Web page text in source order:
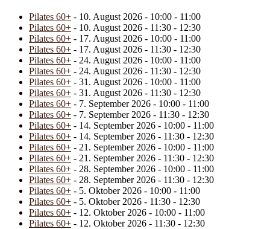
Pilates 60+ - 10. August 2026 - 10:00 - 11:00
Pilates 60+ - 10. August 2026 - 11:30 - 12:30
Pilates 60+ - 17. August 2026 - 10:00 - 11:00
Pilates 60+ - 17. August 2026 - 11:30 - 12:30
Pilates 60+ - 24. August 2026 - 10:00 - 11:00
Pilates 60+ - 24. August 2026 - 11:30 - 12:30
Pilates 60+ - 31. August 2026 - 10:00 - 11:00
Pilates 60+ - 31. August 2026 - 11:30 - 12:30
Pilates 60+ - 7. September 2026 - 10:00 - 11:00
Pilates 60+ - 7. September 2026 - 11:30 - 12:30
Pilates 60+ - 14. September 2026 - 10:00 - 11:00
Pilates 60+ - 14. September 2026 - 11:30 - 12:30
Pilates 60+ - 21. September 2026 - 10:00 - 11:00
Pilates 60+ - 21. September 2026 - 11:30 - 12:30
Pilates 60+ - 28. September 2026 - 10:00 - 11:00
Pilates 60+ - 28. September 2026 - 11:30 - 12:30
Pilates 60+ - 5. Oktober 2026 - 10:00 - 11:00
Pilates 60+ - 5. Oktober 2026 - 11:30 - 12:30
Pilates 60+ - 12. Oktober 2026 - 10:00 - 11:00
Pilates 60+ - 12. Oktober 2026 - 11:30 - 12:30